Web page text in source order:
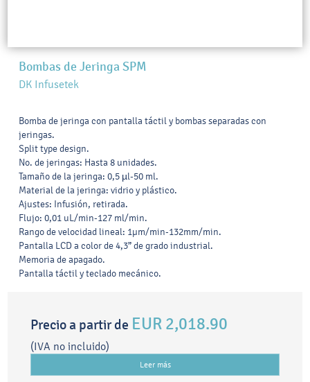
Bombas de Jeringa SPM
DK Infusetek
Bomba de jeringa con pantalla táctil y bombas separadas con
jeringas.
Split type design.
No. de jeringas: Hasta 8 unidades.
Tamaño de la jeringa: 0,5 µl-50 ml.
Material de la jeringa: vidrio y plástico.
Ajustes: Infusión, retirada.
Flujo: 0,01 uL/min-127 ml/min.
Rango de velocidad lineal: 1μm/min-132mm/min.
Pantalla LCD a color de 4,3” de grado industrial.
Memoria de apagado.
Pantalla táctil y teclado mecánico.
Precio a partir de EUR 2,018.90
(IVA no incluido)
Leer más